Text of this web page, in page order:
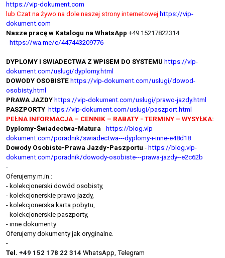
https://vip-dokument.com
lub Czat na żywo na dole naszej strony internetowej https://vip-
dokument.com
Nasze pracę w Katalogu na WhatsApp +49 15217822314
- https://wa.me/c/447443209776
DYPLOMY I SWIADECTWA Z WPISEM DO SYSTEMU https://vip-
dokument.com/uslugi/dyplomy.html
DOWODY OSOBISTE https://vip-dokument.com/uslugi/dowod-
osobisty.html
PRAWA JAZDY https://vip-dokument.com/uslugi/prawo-jazdy.html
PASZPORTY https://vip-dokument.com/uslugi/paszport.html
PEŁNA INFORMACJA – CENNIK – RABATY - TERMINY – WYSYŁKA:
Dyplomy-Świadectwa-Matura - https://blog.vip-
dokument.com/poradnik/swiadectwa---dyplomy-i-inne-e48d18
Dowody Osobiste-Prawa Jazdy-Paszportu - https://blog.vip-
dokument.com/poradnik/dowody-osobiste---prawa-jazdy--e2c62b
-
Oferujemy m.in.:
- kolekcjonerski dowód osobisty,
- kolekcjonerskie prawo jazdy,
- kolekcjonerska karta pobytu,
- kolekcjonerskie paszporty,
- inne dokumenty
Oferujemy dokumenty jak oryginalne.
-
Tel. +49 152 178 22 314 WhatsApp, Telegram